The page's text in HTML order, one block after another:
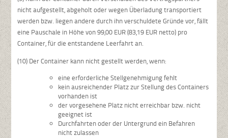
nicht aufgestellt, abgeholt oder wegen Überladung transportiert
werden bzw. liegen andere durch ihn verschuldete Gründe vor, fällt
eine Pauschale in Höhe von 99,00 EUR (83,19 EUR netto) pro
Container, für die entstandene Leerfahrt an.
(10) Der Container kann nicht gestellt werden, wenn:
eine erforderliche Stellgenehmigung fehlt
kein ausreichender Platz zur Stellung des Containers
vorhanden ist
der vorgesehene Platz nicht erreichbar bzw. nicht
geeignet ist
Durchfahrten oder der Untergrund ein Befahren
nicht zulassen